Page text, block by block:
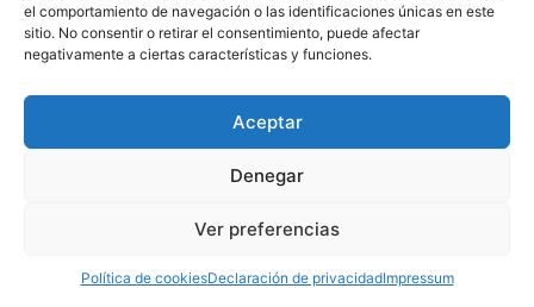
el comportamiento de navegación o las identificaciones únicas en este
sitio. No consentir o retirar el consentimiento, puede afectar
negativamente a ciertas características y funciones.
Aceptar
Denegar
Ver preferencias
Política de cookiesDeclaración de privacidadImpressum
910 607 564
derechos reservados